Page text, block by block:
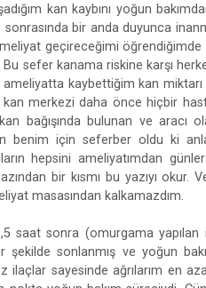
kan kaybını yoğun
bir anda duyunca
geçireceğimi öğrendiğimde
sefer kanama riskine karşı
kaybettiğim kan
merkezi daha önce hiçbir
bağışında bulunan ve aracı
benim için seferber oldu ki
hepsini ameliyatımdan
bir kısmı bu yazıyı
masasından kalkamazdım.
saat sonra (omurgama
sonlanmış ve yoğun
sayesinde ağrılarım en